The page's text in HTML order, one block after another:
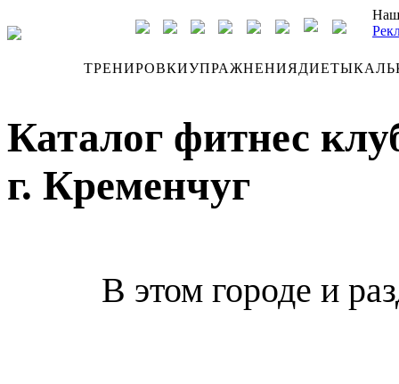
ТРЕНИРОВКИУПРАЖНЕНИЯДИЕТЫ
Каталог фитнес
г. Кременчуг
В этом городе и